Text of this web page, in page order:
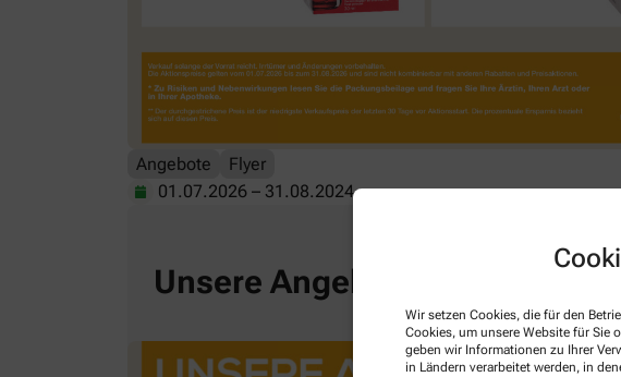
Wir setzen Cookies, die für den
Cookies, um unsere Website für Sie
geben wir Informationen zu Ihrer
in Ländern verarbeitet werden, in
Angebote
Flyer
01.07.2026 – 31.08.2024
Unsere Angebote für Juli und